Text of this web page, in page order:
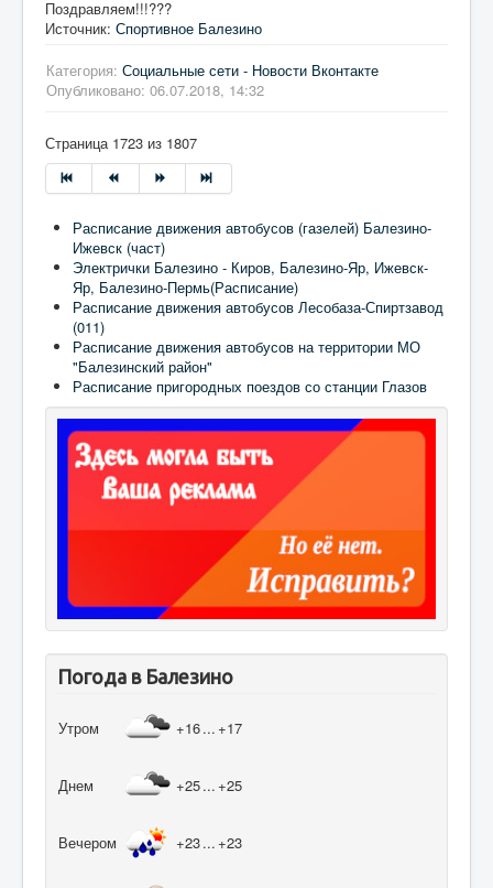
Поздравляем!!!???
Источник: Спортивное Балезино
Категория: Социальные сети - Новости Вконтакте
Опубликовано: 06.07.2018, 14:32
Страница 1723 из 1807
Расписание движения автобусов (газелей) Балезино-
Ижевск (част)
Электрички Балезино - Киров, Балезино-Яр, Ижевск-
Яр, Балезино-Пермь(Расписание)
Расписание движения автобусов Лесобаза-Спиртзавод
(011)
Расписание движения автобусов на территории МО
"Балезинский район"
Расписание пригородных поездов со станции Глазов
Погода в Балезино
Утром +16... +17
Днем +25... +25
Вечером +23... +23